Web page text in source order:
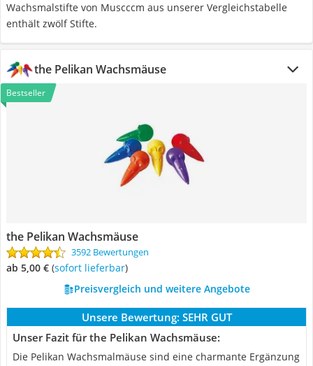
Wachsmalstifte von Muscccm aus unserer Vergleichstabelle
enthält zwölf Stifte.
the Pelikan Wachsmäuse
Bestseller
the Pelikan Wachsmäuse
3592 Bewertungen
ab 5,00 € ( Sofort lieferbar)
Preisvergleich und weitere Angebote
Unsere Bewertung: SEHR GUT
Unser Fazit für the Pelikan Wachsmäuse:
Die Pelikan Wachsmalmäuse sind eine charmante Ergänzung